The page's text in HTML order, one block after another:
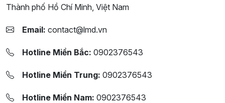
Thành phố Hồ Chí Minh, Việt Nam
Email: contact@lmd.vn
Hotline Miền Bắc: 0902376543
Hotline Miền Trung: 0902376543
Hotline Miền Nam: 0902376543